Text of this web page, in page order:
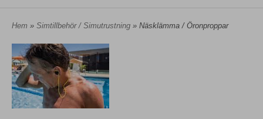
Hem » Simtillbehör / Simutrustning » Näsklämma / Öronproppar